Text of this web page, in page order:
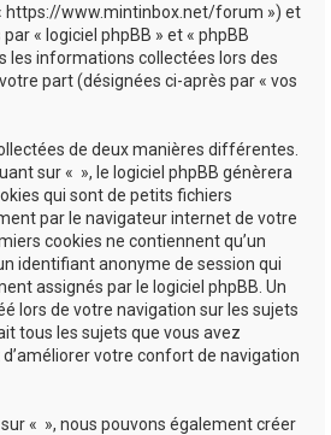
https://www.mintinbox.net/forum ») et
« logiciel phpBB » et « phpBB
les informations collectées lors des
part (désignées ci-après par « vos
de deux manières différentes.
sur « », le logiciel phpBB génèrera
qui sont de petits fichiers
par le navigateur internet de votre
cookies ne contiennent qu’un
identifiant anonyme de session qui
assignés par le logiciel phpBB. Un
lors de votre navigation sur les sujets
tous les sujets que vous avez
votre confort de navigation
« », nous pouvons également créer